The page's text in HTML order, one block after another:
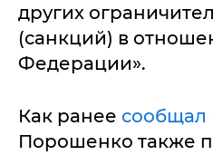
других
(санкций) в
Федерации».
Как ранее сообщал
Порошенко также